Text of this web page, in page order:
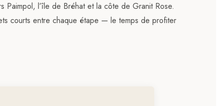
Paimpol,l’île de Bréhatet la côte de Granit Rose.
courts entre chaque étape — le temps de profiter